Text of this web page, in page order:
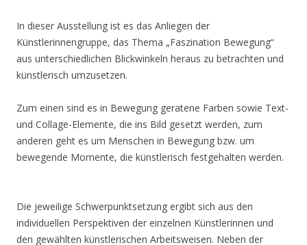
In dieser Ausstellung ist es das Anliegen der
Künstlerinnengruppe, das Thema „Faszination Bewegung“
aus unterschiedlichen Blickwinkeln heraus zu betrachten und
künstlerisch umzusetzen.
Zum einen sind es in Bewegung geratene Farben sowie Text-
und Collage-Elemente, die ins Bild gesetzt werden, zum
anderen geht es um Menschen in Bewegung bzw. um
bewegende Momente, die künstlerisch festgehalten werden.
Die jeweilige Schwerpunktsetzung ergibt sich aus den
individuellen Perspektiven der einzelnen Künstlerinnen und
den gewählten künstlerischen Arbeitsweisen. Neben der